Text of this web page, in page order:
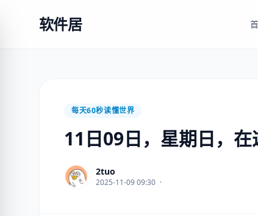
软件居
每天60秒读懂世界
11日09日，星期日，在
2tuo
2025-11-09 09:30 ·